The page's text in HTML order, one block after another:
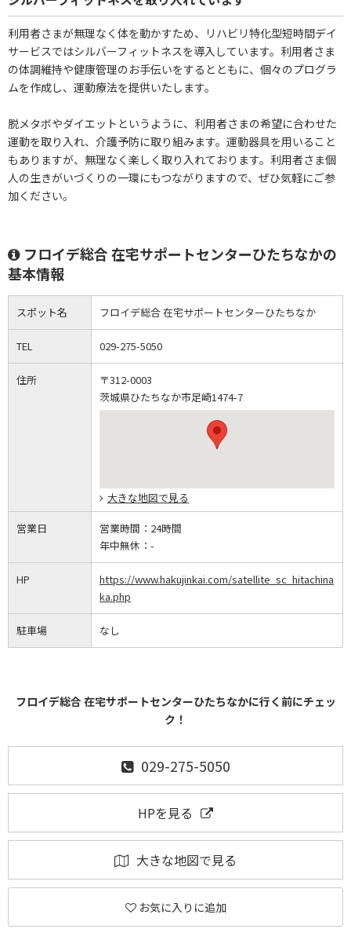
利用者さまが無理なく体を動かすため、リハビリ特化型短時間デイ
サービスではシルバーフィットネスを導入しています。利用者さま
の体調維持や健康管理のお手伝いをするとともに、個々のプログラ
ムを作成し、運動療法を提供いたします。
脱メタボやダイエットというように、利用者さまの希望に合わせた
運動を取り入れ、介護予防に取り組みます。運動器具を用いること
もありますが、無理なく楽しく取り入れております。利用者さま個
人の生きがいづくりの一環にもつながりますので、ぜひ気軽にご参
加ください。
フロイデ総合 在宅サポートセンターひたちなかの
基本情報
スポット名 フロイデ総合 在宅サポートセンターひたちなか
TEL 029-275-5050
住所
〒312-0003
茨城県ひたちなか市足崎1474-7
大きな地図で見る
営業日 営業時間： 24時間
年中無休： -
HP
https://www.hakujinkai.com/satellite_sc_hitachina
ka.php
駐車場 なし
フロイデ総合 在宅サポートセンターひたちなかに行く前にチェッ
ク！
029-275-5050
HPを見る
大きな地図で見る
お気に入りに追加